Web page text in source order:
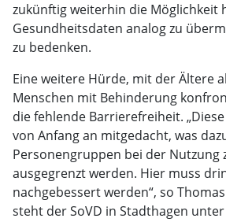
zukünftig weiterhin die Möglichkeit
Gesundheitsdaten analog zu
zu bedenken.
Eine weitere Hürde, mit der Ältere
Menschen mit Behinderung
die fehlende Barrierefreiheit.
von Anfang an mitgedacht, was
Personengruppen bei der Nutzung
ausgegrenzt werden. Hier muss
nachgebessert werden“, so
steht der SoVD in Stadthagen unter